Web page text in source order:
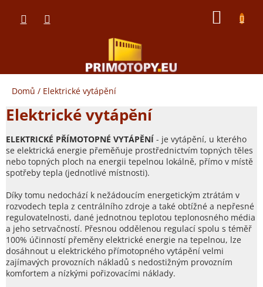
obsah
Domů / Elektrické vytápění
Elektrické vytápění
ELEKTRICKÉ PŘÍMOTOPNÉ VYTÁPĚNÍ - je vytápění, u kterého
se elektrická energie přeměňuje prostřednictvím topných těles
nebo topných ploch na energii tepelnou lokálně, přímo v místě
spotřeby tepla (jednotlivé místnosti).
Díky tomu nedochází k nežádoucím energetickým ztrátám v
rozvodech tepla z centrálního zdroje a také obtížné a nepřesné
regulovatelnosti, dané jednotnou teplotou teplonosného média
a jeho setrvačností. Přesnou oddělenou regulací spolu s téměř
100% účinností přeměny elektrické energie na tepelnou, lze
dosáhnout u elektrického přímotopného vytápění velmi
zajímavých provozních nákladů s nedostižným provozním
komfortem a nízkými pořizovacími náklady.